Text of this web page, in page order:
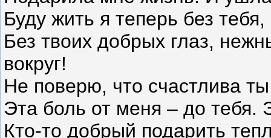
Буду жить я теперь без
Без твоих добрых глаз,
вокруг!
Не поверю, что счастлива
Эта боль от меня – до тебя.
Кто-то добрый подарить